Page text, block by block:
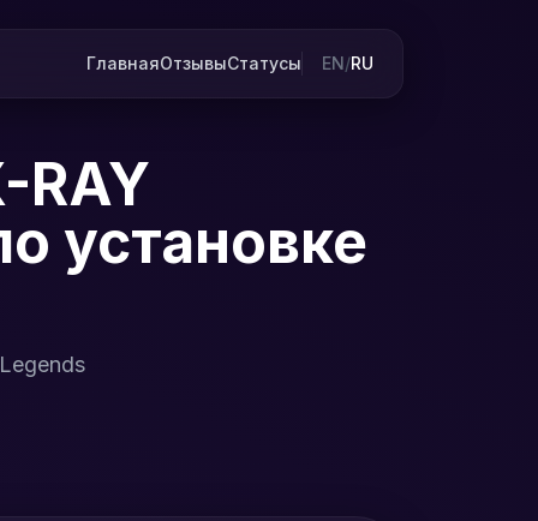
ГлавнаяОтзывыСтатусы EN/RU
RAY
установке